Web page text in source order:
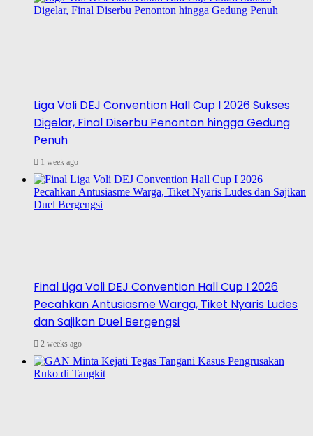
Liga Voli DEJ Convention Hall Cup I 2026 Sukses
Digelar, Final Diserbu Penonton hingga Gedung
Penuh
1 week ago
Final Liga Voli DEJ Convention Hall Cup I 2026
Pecahkan Antusiasme Warga, Tiket Nyaris Ludes
dan Sajikan Duel Bergengsi
2 weeks ago